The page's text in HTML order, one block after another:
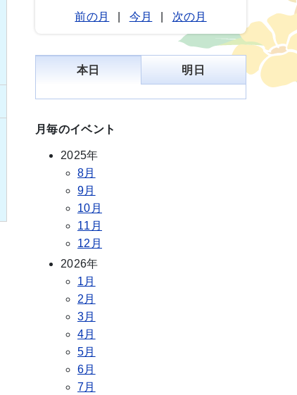
前の月 今月 次の月
本日 明日
月毎のイベント
2025年
8月
9月
10月
11月
12月
2026年
1月
2月
3月
4月
5月
6月
7月